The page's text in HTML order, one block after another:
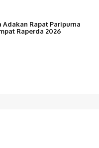
Adakan Rapat Paripurna
Raperda 2026